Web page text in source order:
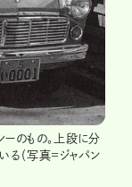
のもの。上段に分
る（写真=ジャパン